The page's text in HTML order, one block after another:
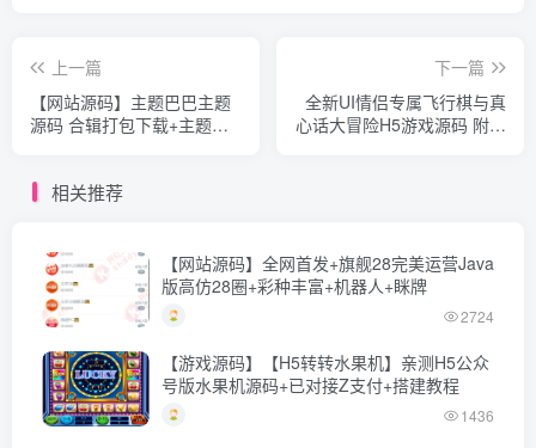
上一篇
【网站源码】主题巴巴主题
源码 合辑打包下载+主题巴
下一篇
全新UI情侣专属飞行棋与真
心话大冒险H5游戏源码 附教
相关推荐
【网站源码】全网首发+旗舰28完美运营Java
版高仿28圈+彩种丰富+机器人+眯牌
2724
【游戏源码】【H5转转水果机】亲测H5公众
号版水果机源码+已对接Z支付+搭建教程
1436